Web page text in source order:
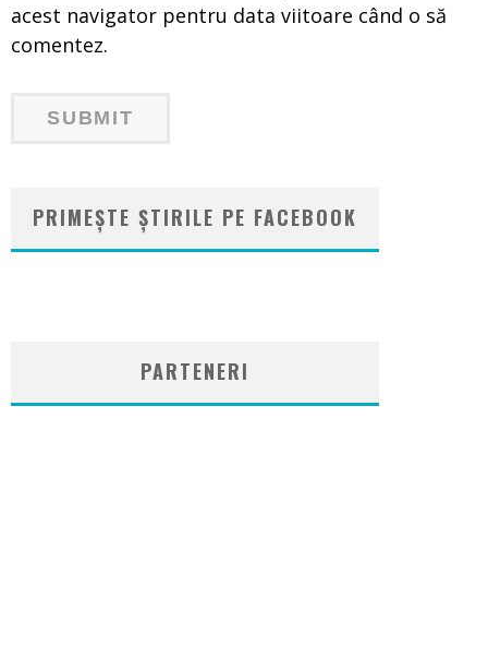
acest navigator pentru data viitoare când o să
comentez.
PRIMEȘTE ȘTIRILE PE FACEBOOK
PARTENERI